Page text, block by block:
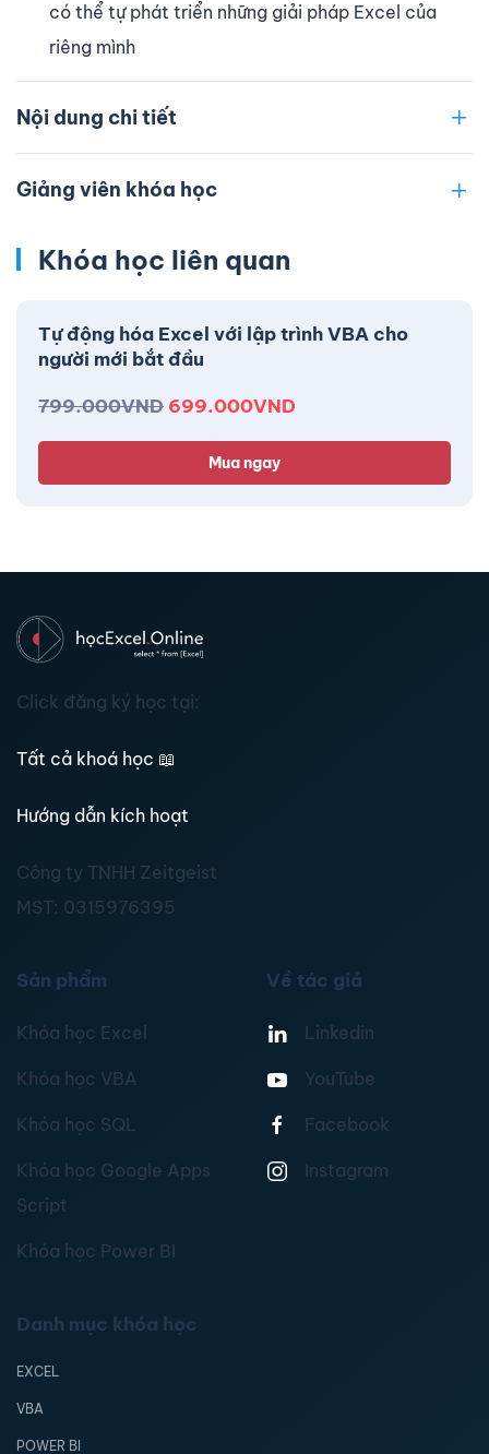
có thể tự phát triển những giải pháp Excel của
riêng mình
Nội dung chi tiết
Giảng viên khóa học
Khóa học liên quan
Tự động hóa Excel với lập trình VBA cho
người mới bắt đầu
799.000VND 699.000VND
Mua ngay
Click đăng ký học tại:
Tất cả khoá học 📖
Hướng dẫn kích hoạt
Công ty TNHH Zeitgeist
MST: 0315976395
Sản phẩm
Khóa học Excel
Khóa học VBA
Khóa học SQL
Khóa học Google Apps
Script
Khóa học Power BI
Về tác giả
Linkedin
YouTube
Facebook
Instagram
Danh mục khóa học
EXCEL
VBA
POWER BI